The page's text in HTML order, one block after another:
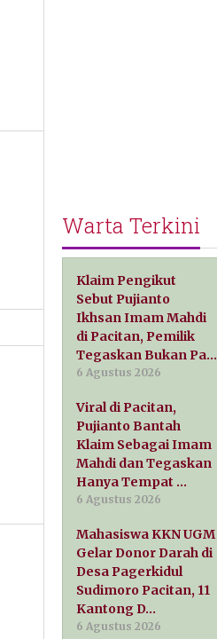
Warta Terkini
Klaim Pengikut
Sebut Pujianto
Ikhsan Imam Mahdi
di Pacitan, Pemilik
Tegaskan Bukan Pa…
6 Agustus 2026
Viral di Pacitan,
Pujianto Bantah
Klaim Sebagai Imam
Mahdi dan Tegaskan
Hanya Tempat …
6 Agustus 2026
Mahasiswa KKN UGM
Gelar Donor Darah di
Desa Pagerkidul
Sudimoro Pacitan, 11
Kantong D…
6 Agustus 2026